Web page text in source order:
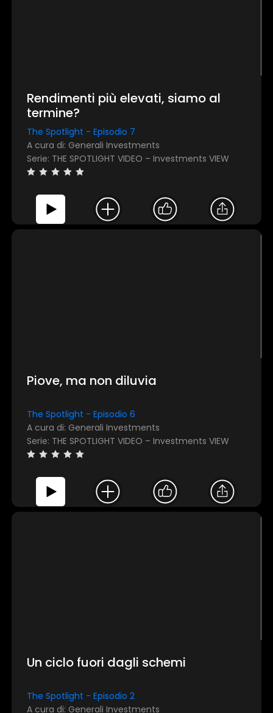
Rendimenti più elevati, siamo al
termine?
The Spotlight - Episodio 7
A cura di: Generali Investments
Serie: THE SPOTLIGHT VIDEO – Investments VIEW
Piove, ma non diluvia
The Spotlight - Episodio 6
A cura di: Generali Investments
Serie: THE SPOTLIGHT VIDEO – Investments VIEW
Un ciclo fuori dagli schemi
The Spotlight - Episodio 2
A cura di: Generali Investments